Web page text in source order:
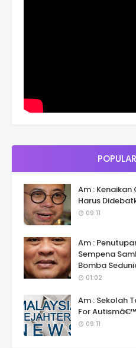
Am :
Harus
09:11
Am :
Sempena
Bomba
01:02
Am : Sekolah
For
09:11